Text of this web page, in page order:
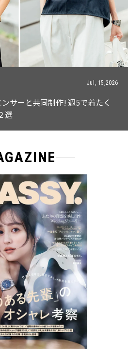
Jul, 15,2026
ンサーと共同制作! 週5で着たく
選